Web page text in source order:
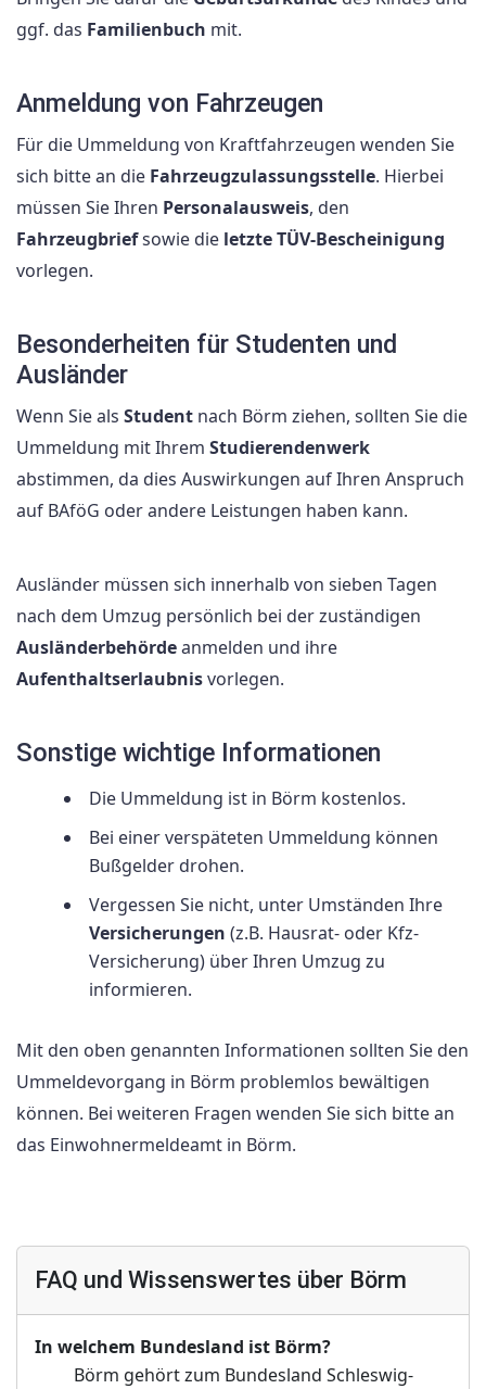
ggf. das Familienbuch mit.
Anmeldung von Fahrzeugen
Für die Ummeldung von Kraftfahrzeugen wenden Sie
sich bitte an die Fahrzeugzulassungsstelle. Hierbei
müssen Sie Ihren Personalausweis, den
Fahrzeugbriefsowie die letzte TÜV-Bescheinigung
vorlegen.
Besonderheiten für Studenten und
Ausländer
Wenn Sie als Student nach Börm ziehen, sollten Sie die
Ummeldung mit Ihrem Studierendenwerk
abstimmen, da dies Auswirkungen auf Ihren Anspruch
auf BAföG oder andere Leistungen haben kann.
Ausländer müssen sich innerhalb von sieben Tagen
nach dem Umzug persönlich bei der zuständigen
Ausländerbehördeanmelden und ihre
Aufenthaltserlaubnisvorlegen.
Sonstige wichtige Informationen
Die Ummeldung ist in Börm kostenlos.
Bei einer verspäteten Ummeldung können
Bußgelder drohen.
Vergessen Sie nicht, unter Umständen Ihre
Versicherungen (z.B. Hausrat- oder Kfz-
Versicherung) über Ihren Umzug zu
informieren.
Mit den oben genannten Informationen sollten Sie den
Ummeldevorgang in Börm problemlos bewältigen
können. Bei weiteren Fragen wenden Sie sich bitte an
das Einwohnermeldeamt in Börm.
FAQ und Wissenswertes über Börm
In welchem Bundesland ist Börm?
Börm gehört zum Bundesland Schleswig-